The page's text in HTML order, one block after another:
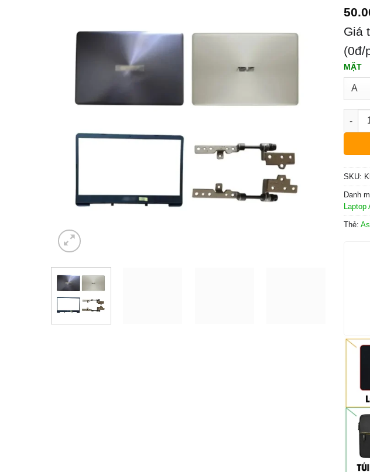
Giá
(0đ/
MẶT
Vỏ
SKU:
Danh
Laptop
Thẻ: